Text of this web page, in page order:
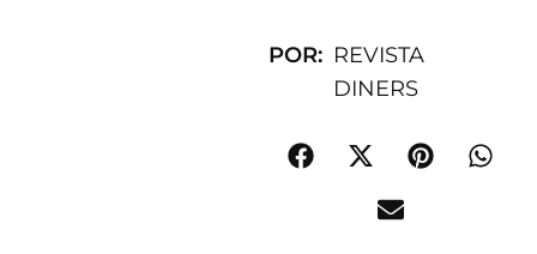
POR: REVISTA
DINERS